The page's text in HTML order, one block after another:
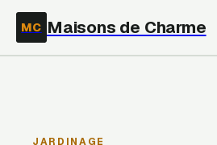
MC Maisons de Charme
JARDINAGE